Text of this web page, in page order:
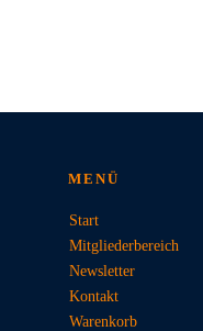
MENÜ
Start
Mitgliederbereich
Newsletter
Kontakt
Warenkorb